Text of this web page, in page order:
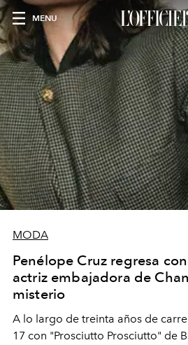
MENU
MODA
Penélope Cruz regresa
actriz embajadora de
misterio
A lo largo de treinta años de
17 con "Prosciutto Prosciutto" de